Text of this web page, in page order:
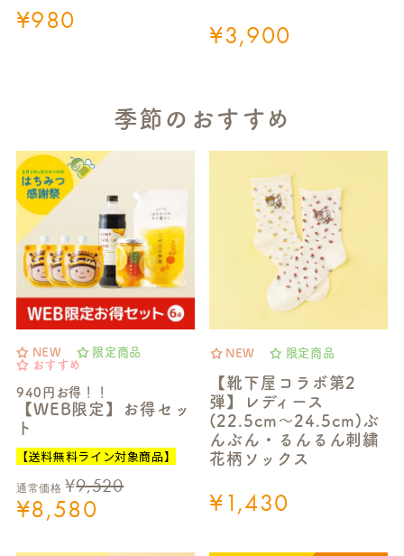
¥980 ¥3,900
季節のおすすめ
NEW
限定商品
おすすめ
940円お得！！
【WEB限定】お得セッ
ト
【送料無料ライン対象商品】
通常価格 ¥9,520
¥8,580
NEW 限定商品
【靴下屋コラボ第2
弾】レディース
(22.5cm～24.5cm)ぶ
んぶん・るんるん刺繍
花柄ソックス
¥1,430